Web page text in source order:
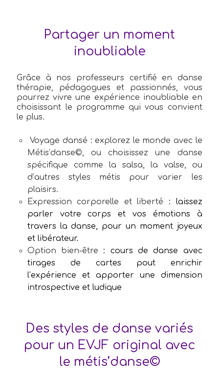
Partager un moment
inoubliable
Grâce à nos professeurs certifié en danse
thérapie, pédagogues et passionnés, vous
pourrez vivre une expérience inoubliable en
choisissant le programme qui vous convient
le plus.
Voyage dansé : explorez le monde avec le
Métis’danse©, ou choisissez une danse
spécifique comme la salsa, la valse, ou
d’autres styles métis pour varier les
plaisirs.
Expression corporelle et liberté : laissez
parler votre corps et vos émotions à
travers la danse, pour un moment joyeux
et libérateur.
Option bien-être : cours de danse avec
tirages de cartes pout enrichir
l’expérience et apporter une dimension
introspective et ludique
Des styles de danse variés
pour un EVJF original avec
le métis’danse©